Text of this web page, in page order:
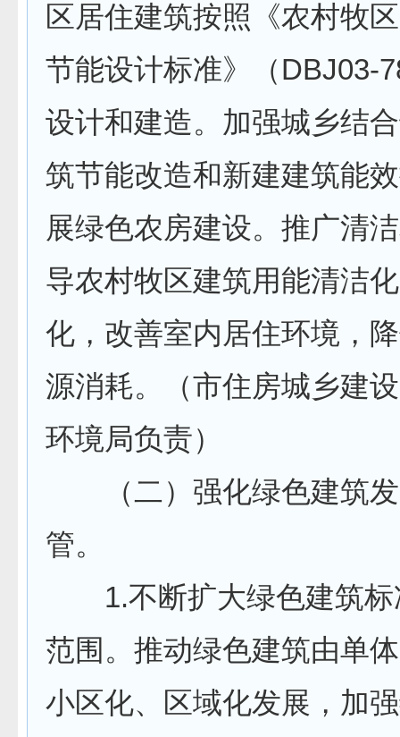
区居住建筑按照《农村牧
节能设计标准》（DBJ03-
设计和建造。加强城乡结
筑节能改造和新建建筑能
展绿色农房建设。推广清
导农村牧区建筑用能清洁
化，改善室内居住环境，
源消耗。（市住房城乡建
环境局负责）
（二）强化绿色建筑发
管。
1.不断扩大绿色建筑标
范围。推动绿色建筑由单
小区化、区域化发展，加